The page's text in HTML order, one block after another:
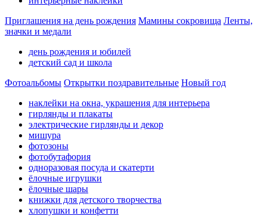
Приглашения на день рождения Мамины сокровища Ленты,
значки и медали
день рождения и юбилей
детский сад и школа
Фотоальбомы Открытки поздравительные Новый год
наклейки на окна, украшения для интерьера
гирлянды и плакаты
электрические гирлянды и декор
мишура
фотозоны
фотобутафория
одноразовая посуда и скатерти
ёлочные игрушки
ёлочные шары
книжки для детского творчества
хлопушки и конфетти